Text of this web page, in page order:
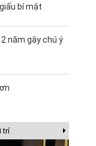
bí mật
năm gây chú ý
trí